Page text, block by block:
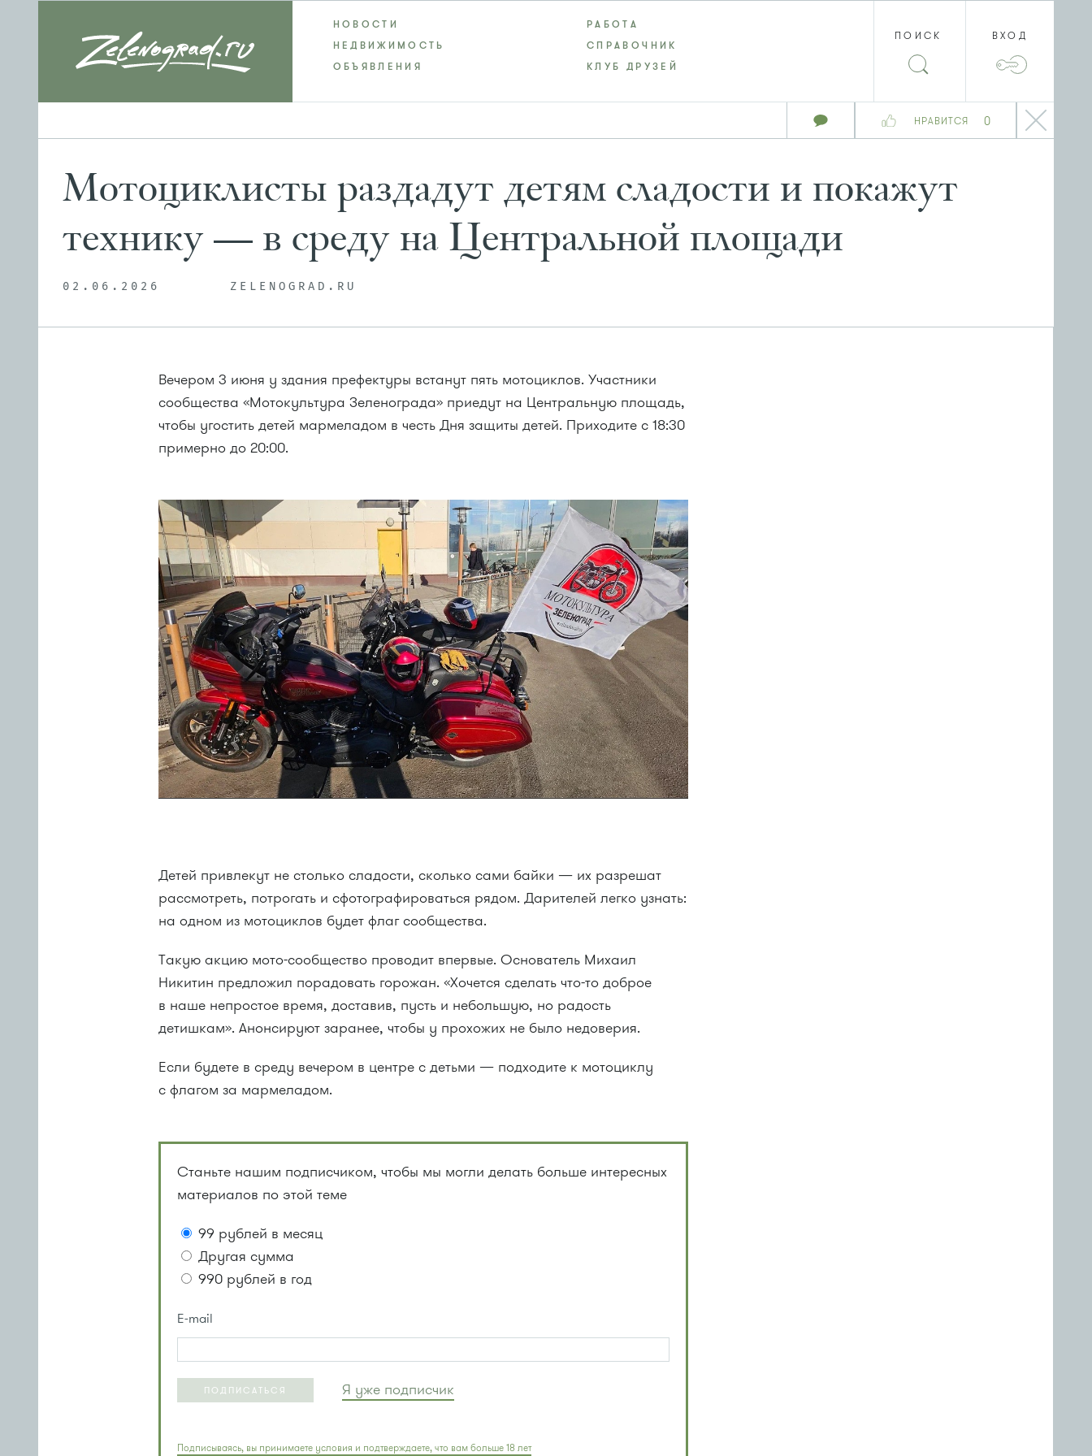
НРАВИТСЯ 0
НОВОСТИ
РАБОТА
НЕДВИЖИМОСТЬ
СПРАВОЧНИК
ОБЪЯВЛЕНИЯ
КЛУБ ДРУЗЕЙ
ПОИСК ВХОД
Мотоциклисты раздадут детям сладости и покажут
технику — в среду на Центральной площади
02.06.2026 ZELENOGRAD.RU
Вечером 3 июня у здания префектуры встанут пять мотоциклов. Участники
сообщества «Мотокультура Зеленограда» приедут на Центральную площадь,
чтобы угостить детей мармеладом в честь Дня защиты детей. Приходите с 18:30
примерно до 20:00.
Детей привлекут не столько сладости, сколько сами байки — их разрешат
рассмотреть, потрогать и сфотографироваться рядом. Дарителей легко узнать:
на одном из мотоциклов будет флаг сообщества.
Такую акцию мото-сообщество проводит впервые. Основатель Михаил
Никитин предложил порадовать горожан. «Хочется сделать что-то доброе
в наше непростое время, доставив, пусть и небольшую, но радость
детишкам». Анонсируют заранее, чтобы у прохожих не было недоверия.
Если будете в среду вечером в центре с детьми — подходите к мотоциклу
с флагом за мармеладом.
Станьте нашим подписчиком, чтобы мы могли делать больше интересных
материалов по этой теме
99 рублей в месяц
Другая сумма
990 рублей в год
E-mail
ПОДПИСАТЬСЯ Я уже подписчик
Подписываясь, вы принимаете условия и подтверждаете, что вам больше 18 лет